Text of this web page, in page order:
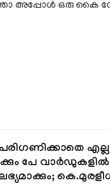
അപ്പോള്‍ ഒരു കൈ
പേ വാർഡുകളിൽ